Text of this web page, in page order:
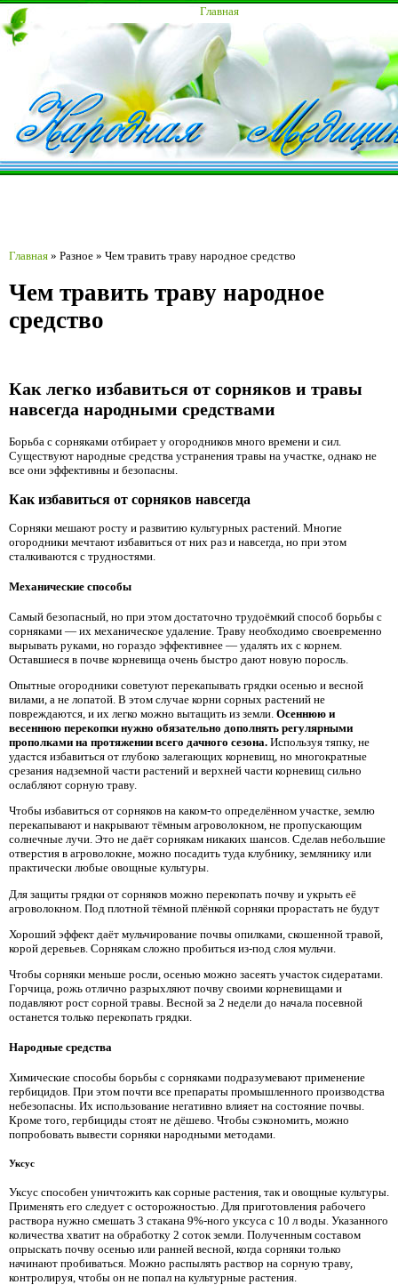
Главная
Главная » Разное » Чем травить траву народное средство
Чем травить траву народное
средство
Как легко избавиться от сорняков и травы
навсегда народными средствами
Борьба с сорняками отбирает у огородников много времени и сил.
Существуют народные средства устранения травы на участке, однако не
все они эффективны и безопасны.
Как избавиться от сорняков навсегда
Сорняки мешают росту и развитию культурных растений. Многие
огородники мечтают избавиться от них раз и навсегда, но при этом
сталкиваются с трудностями.
Механические способы
Самый безопасный, но при этом достаточно трудоёмкий способ борьбы с
сорняками — их механическое удаление. Траву необходимо своевременно
вырывать руками, но гораздо эффективнее — удалять их с корнем.
Оставшиеся в почве корневища очень быстро дают новую поросль.
Опытные огородники советуют перекапывать грядки осенью и весной
вилами, а не лопатой. В этом случае корни сорных растений не
повреждаются, и их легко можно вытащить из земли. Осеннюю и
весеннюю перекопки нужно обязательно дополнять регулярными
прополками на протяжении всего дачного сезона. Используя тяпку, не
удастся избавиться от глубоко залегающих корневищ, но многократные
срезания надземной части растений и верхней части корневищ сильно
ослабляют сорную траву.
Чтобы избавиться от сорняков на каком-то определённом участке, землю
перекапывают и накрывают тёмным агроволокном, не пропускающим
солнечные лучи. Это не даёт сорнякам никаких шансов. Сделав небольшие
отверстия в агроволокне, можно посадить туда клубнику, землянику или
практически любые овощные культуры.
Для защиты грядки от сорняков можно перекопать почву и укрыть её
агроволокном. Под плотной тёмной плёнкой сорняки прорастать не будут
Хороший эффект даёт мульчирование почвы опилками, скошенной травой,
корой деревьев. Сорнякам сложно пробиться из-под слоя мульчи.
Чтобы сорняки меньше росли, осенью можно засеять участок сидератами.
Горчица, рожь отлично разрыхляют почву своими корневищами и
подавляют рост сорной травы. Весной за 2 недели до начала посевной
останется только перекопать грядки.
Народные средства
Химические способы борьбы с сорняками подразумевают применение
гербицидов. При этом почти все препараты промышленного производства
небезопасны. Их использование негативно влияет на состояние почвы.
Кроме того, гербициды стоят не дёшево. Чтобы сэкономить, можно
попробовать вывести сорняки народными методами.
Уксус
Уксус способен уничтожить как сорные растения, так и овощные культуры.
Применять его следует с осторожностью. Для приготовления рабочего
раствора нужно смешать 3 стакана 9%-ного уксуса с 10 л воды. Указанного
количества хватит на обработку 2 соток земли. Полученным составом
опрыскать почву осенью или ранней весной, когда сорняки только
начинают пробиваться. Можно распылять раствор на сорную траву,
контролируя, чтобы он не попал на культурные растения.